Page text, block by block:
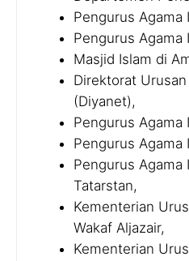
Pengurus Agama
Pengurus Agama
Masjid Islam di
Direktorat
(Diyanet),
Pengurus Agama
Pengurus Agama
Pengurus Agama
Tatarstan,
Kementerian
Wakaf Aljazair,
Kementerian